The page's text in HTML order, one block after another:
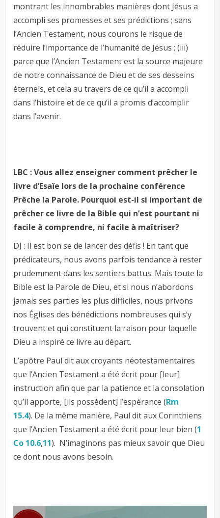
montrant les innombrables manières dont Jésus a
accompli ses promesses et ses prédictions ; sans
l’Ancien Testament, nous courons le risque de
réduire l’importance de l’humanité de Jésus ; (iii)
parce que l’Ancien Testament est la source majeure
de notre connaissance de Dieu et de ses desseins
éternels, et cela au travers de ce qu’il a accompli
dans l’histoire et de ce qu’il a promis d’accomplir
dans l’avenir.
LBC : Vous allez enseigner comment prêcher le
livre d’Esaïe lors de la prochaine conférence
Prêche la Parole. Pourquoi est-il si important de
prêcher ce livre de la Bible qui n’est pourtant ni
facile à comprendre, ni facile à maîtriser?
DJ : Il est bon se de lancer des défis ! En tant que
prédicateurs, nous avons parfois tendance à rester
prudemment dans les sentiers battus. Mais toute la
Bible est la Parole de Dieu, et si nous n’abordons
jamais ses parties les plus difficiles, nous privons
nos Églises des bénédictions nombreuses qui s’y
trouvent et qui constituent la raison pour laquelle
Dieu a inspiré ce livre au départ.
L’apôtre Paul dit aux croyants néotestamentaires
que l’Ancien Testament a été écrit pour [leur]
instruction afin que par la patience et la consolation
qu’il apporte, [ils possèdent] l’espérance (Rm
15.4). De la même manière, Paul dit aux Corinthiens
que l’Ancien Testament a été écrit pour leur bien (1
Co 10.6,11). N’imaginons pas mieux savoir que Dieu
ce dont nous avons besoin.